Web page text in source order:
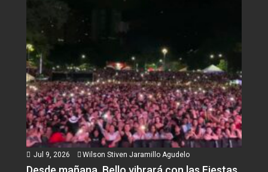
Jul 9, 2026 Wilson Stiven Jaramillo Agudelo